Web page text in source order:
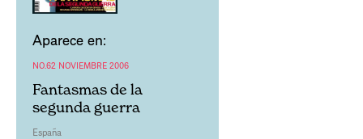
Aparece en:
NO.62 NOVIEMBRE 2006
Fantasmas de la
segunda guerra
España